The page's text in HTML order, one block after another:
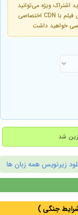
اشتراک ویژه می‌توانید
هر 2 ساعت یک‌بار درخواست همگام‌سازی لینک‌های این فیلم با CDN اختصاصی
خواهید داشت
زیرنویس همه زبان ها
جنگی )